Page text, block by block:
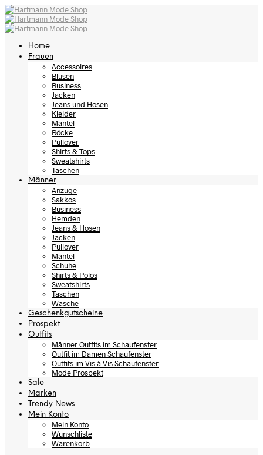
Home
Frauen
Accessoires
Blusen
Business
Jacken
Jeans und Hosen
Kleider
Mäntel
Röcke
Pullover
Shirts & Tops
Sweatshirts
Taschen
Männer
Anzüge
Sakkos
Business
Hemden
Jeans & Hosen
Jacken
Pullover
Mäntel
Schuhe
Shirts & Polos
Sweatshirts
Taschen
Wäsche
Geschenkgutscheine
Prospekt
Outfits
Männer Outfits im Schaufenster
Outfit im Damen Schaufenster
Outfits im Vis à Vis Schaufenster
Mode Prospekt
Sale
Marken
Trendy News
Mein Konto
Mein Konto
Wunschliste
Warenkorb